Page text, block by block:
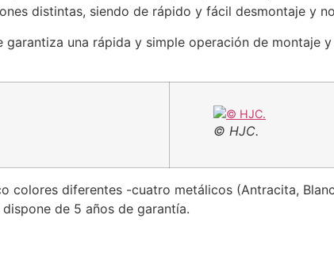
distintas, siendo de rápido y fácil desmontaje y
una rápida y simple operación de montaje
© HJC.
colores diferentes -cuatro metálicos (Antracita,
de 5 años de garantía.